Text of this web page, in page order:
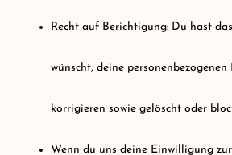
Recht auf Berichtigung: Du hast
wünscht, deine
korrigieren sowie gelöscht oder
Wenn du uns deine Einwilligung